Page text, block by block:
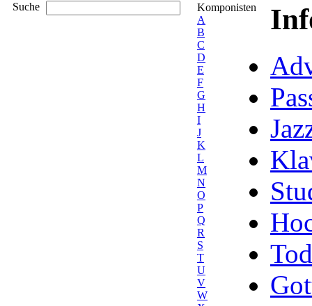
Suche
Komponisten
A
B
C
D
E
F
G
H
I
J
K
L
M
N
O
P
Q
R
S
T
U
V
W